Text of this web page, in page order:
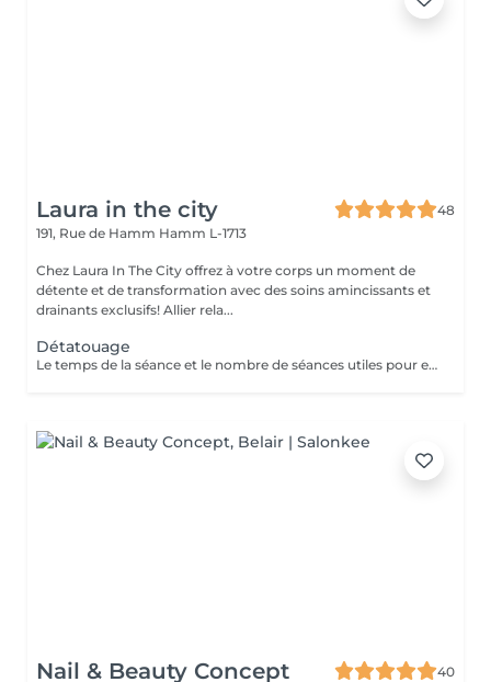
Laura in the city
48
191, Rue de Hamm Hamm L-1713
Chez Laura In The City offrez à votre corps un moment de
détente et de transformation avec des soins amincissants et
drainants exclusifs! Allier rela...
Détatouage
Le temps de la séance et le nombre de séances utiles pour enlever le tatouage sont variables Le détatouage laser est une technique efficace qui fragmente les pigments d'encre sous la peau à l'aide de faisceaux de lumière, permettant ainsi au système immunitaire de les éliminer progressivement. Le processus nécessite généralement plusieurs séances, et son efficacité dépend de divers facteurs. Comment ça marche ? Le laser cible les particules d'encre et les chauffe pour les fragmenter en morceaux plus petits. Ces fragments sont ensuite naturellement évacués par le corps. Différents types de lasers, tels que le laser Picosure ou le laser Q-Switched, sont utilisés pour traiter efficacement différentes couleurs et profondeurs d'encre. Ce qu'il faut savoir Nombre de séances Le nombre de séances varie considérablement. Un tatouage amateur peut nécessiter 3 à 5 séances, tandis qu'un tatouage professionnel peut en exiger 4 à 12, voire plus, pour une disparition complète. Résultats progressifs L'éclaircissement de l'encre est visible après chaque séance, mais le tatouage complet s'estompe progressivement au fil du temps.
Nail & Beauty Concept 40